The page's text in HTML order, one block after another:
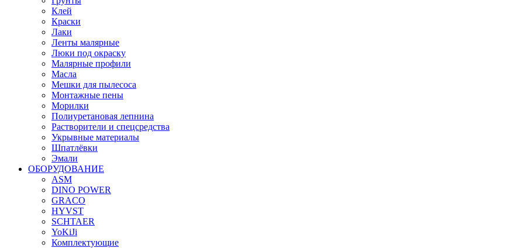
Клей
Краски
Лаки
Ленты малярные
Люки под окраску
Малярные профили
Масла
Мешки для пылесоса
Монтажные пены
Морилки
Полиуретановая лепнина
Растворители и спецсредства
Укрывные материалы
Шпатлёвки
Эмали
ОБОРУДОВАНИЕ
ASM
DINO POWER
GRACO
HYVST
SCHTAER
YoKiJi
Комплектующие